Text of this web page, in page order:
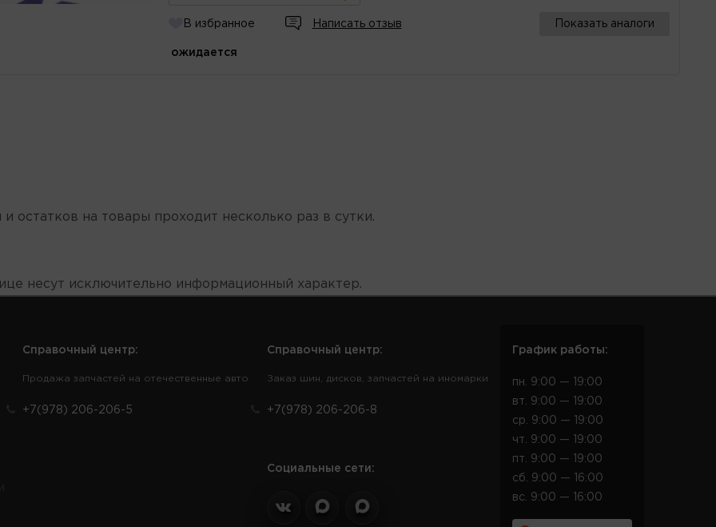
В избранное Написать отзыв Показать аналоги
ожидается
остатков на товары проходит несколько раз в сутки.
несут исключительно информационный характер.
Справочный центр:
Продажа запчастей на отечественные авто
+7(978) 206-206-5
Справочный центр:
Заказ шин, дисков, запчастей на иномарки
+7(978) 206-206-8
Социальные сети:
График работы:
пн. 9:00 — 19:00
вт. 9:00 — 19:00
ср. 9:00 — 19:00
чт. 9:00 — 19:00
пт. 9:00 — 19:00
сб. 9:00 — 16:00
вс. 9:00 — 16:00